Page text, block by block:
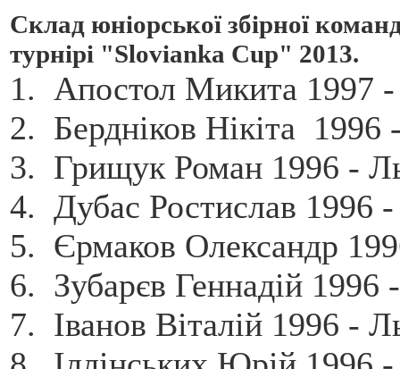
Склад юніорської збірної
турнірі "Slovianka Cup" 2013.
1. Апостол Микита 1997 -
2. Бердніков Нікіта 1996
3. Грищук Роман 1996 -
4. Дубас Ростислав 1996 -
5. Єрмаков Олександр
6. Зубарєв Геннадій 1996
7. Іванов Віталій 1996 -